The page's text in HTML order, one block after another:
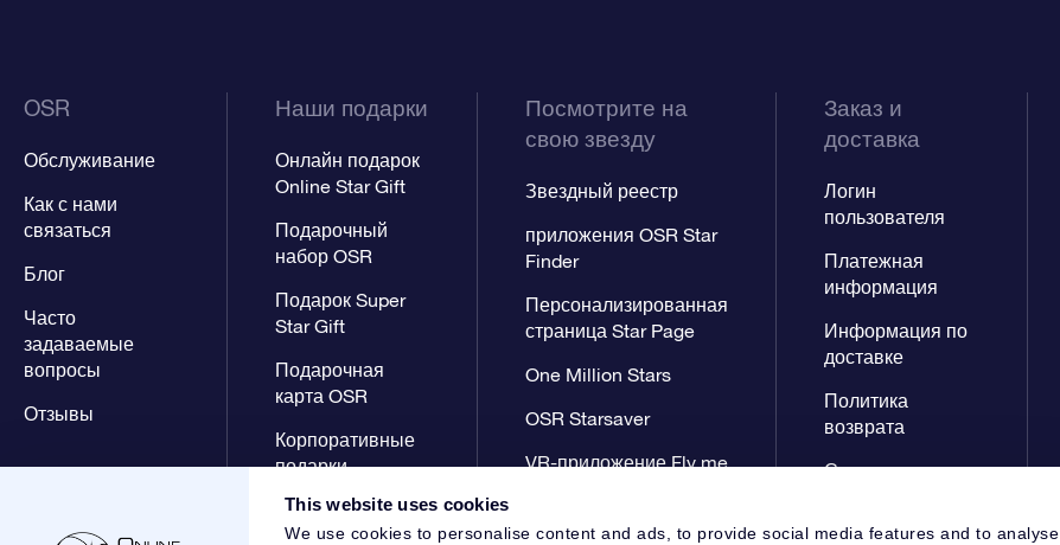
This website uses cookies
We use cookies to personalise content and ads, to provide social media features and to analyse
OSR
Обслуживание
Как с нами
связаться
Блог
Часто
задаваемые
вопросы
Отзывы
Наши подарки
Онлайн подарок
Online Star Gift
Подарочный
набор OSR
Подарок Super
Star Gift
Подарочная
карта OSR
Корпоративные
подарки
Посмотрите на
свою звезду
Звездный реестр
приложения OSR Star
Finder
Персонализированная
страница Star Page
One Million Stars
OSR Starsaver
VR-приложение Fly me
Заказ и
доставка
Логин
пользователя
Платежная
информация
Информация по
доставке
Политика
возврата
Созвездиях